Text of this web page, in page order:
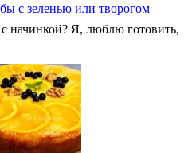
с зеленью или творогом
начинкой? Я, люблю готовить,